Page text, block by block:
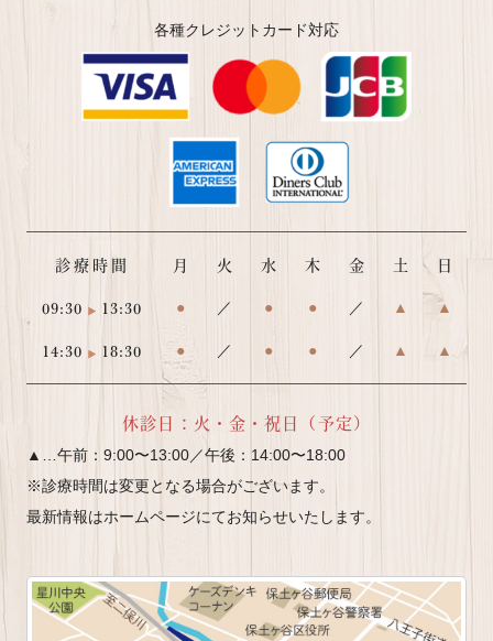
各種クレジットカード対応
診療時間 月 火 水 木 金 土 日
09:30 13:30 ● ／ ● ● ／ ▲ ▲
14:30 18:30 ● ／ ● ● ／ ▲ ▲
休診日：火・金・祝日（予定）
▲…午前：9:00〜13:00／午後：14:00〜18:00
※診療時間は変更となる場合がございます。
最新情報はホームページにてお知らせいたします。